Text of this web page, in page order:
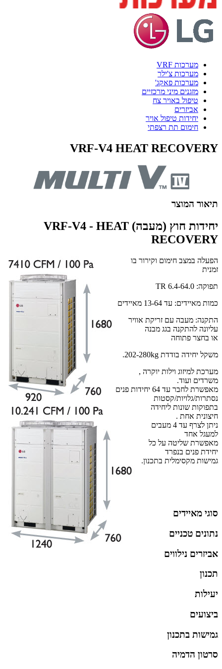
מערכות VRF
מערכות צ'ילר
מערכות פאקג'
מזגנים מיני מרכזיים
טיפול באויר צח
אביזרים
יחידות טיפול אויר
חימום תת רצפתי
VRF-V4 HEAT RECOVERY
תיאור המוצר
יחידות חוץ (מעבה) VRF-V4 - HEAT
RECOVERY
הפעלה במצב חימום וקירור בו
זמנית
תפוקה: 6.4-64.0 TR
כמות מאיידים: עד 13-64 מאיידים
התקנה: מעבה עם זריקת אוויר
עליונה להתקנה בגג מבנה
או בחצר פתוחה
משקל יחידה בודדת 202-280kg.
מערכת למיזוג וילות יוקרה ,
משרדים ועוד.
מאפשרת לחבר עד 64 יחידות פנים
נסתרות/גלויות/קסטות
בתפוקות שונות ליחידה
חיצונית אחת .
ניתן לצרף עד 4 מעבים
למעגל אחד
מאפשרת שליטה על כל
יחידת פנים בנפרד
גמישות מקסימלית בתכנון.
סוגי מאיידים
נתונים טכניים
אביזרים נילווים
תכנון
יעילות
ביצועים
גמישות בתכנון
סרטון הדמיה